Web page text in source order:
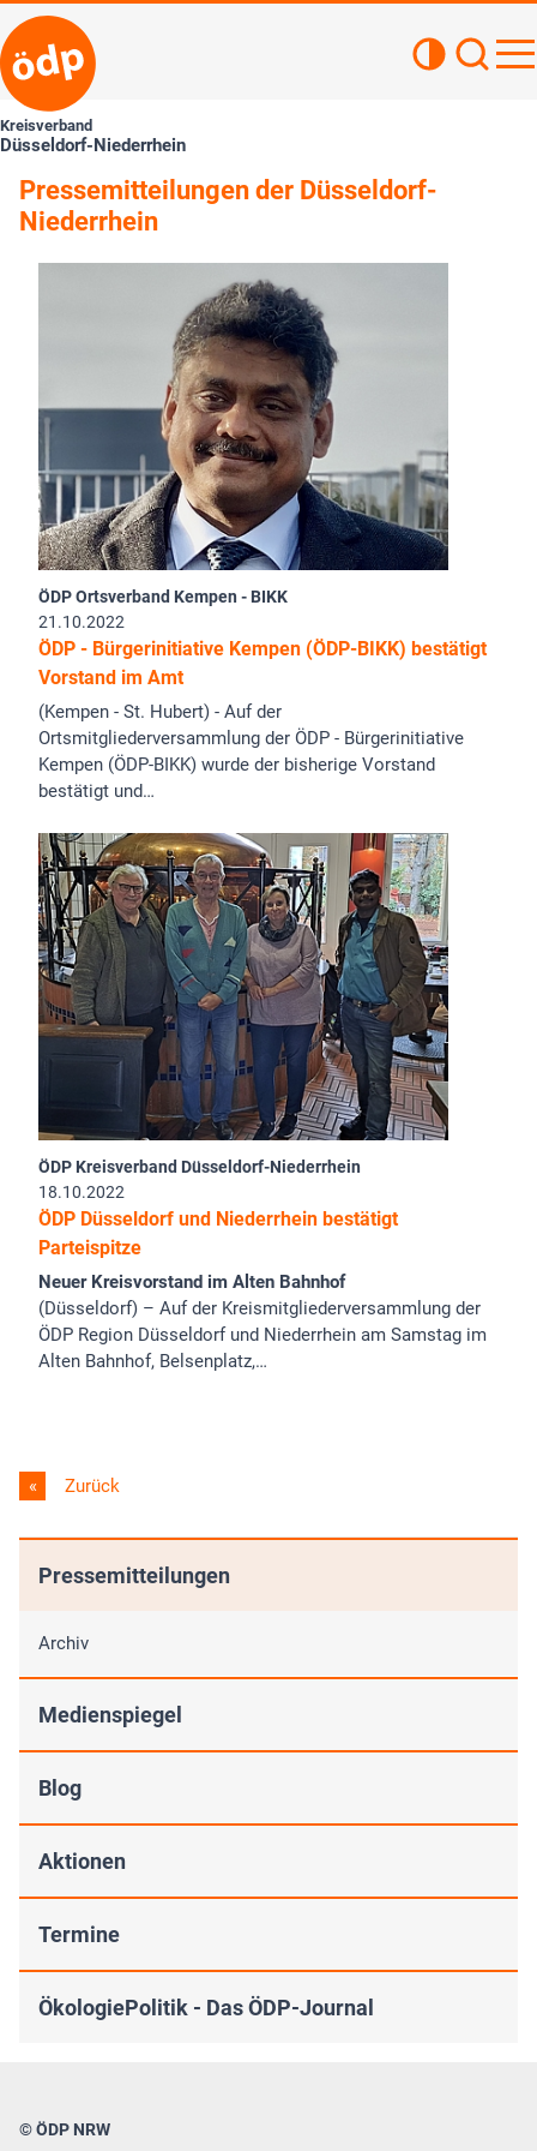
Kreisverband
Düsseldorf-Niederrhein
Pressemitteilungen der Düsseldorf-
Niederrhein
ÖDP Ortsverband Kempen - BIKK
21.10.2022
ÖDP - Bürgerinitiative Kempen (ÖDP-BIKK) bestätigt
Vorstand im Amt
(Kempen - St. Hubert) - Auf der
Ortsmitgliederversammlung der ÖDP - Bürgerinitiative
Kempen (ÖDP-BIKK) wurde der bisherige Vorstand
bestätigt und…
ÖDP Kreisverband Düsseldorf-Niederrhein
18.10.2022
ÖDP Düsseldorf und Niederrhein bestätigt
Parteispitze
Neuer Kreisvorstand im Alten Bahnhof
(Düsseldorf) – Auf der Kreismitgliederversammlung der
ÖDP Region Düsseldorf und Niederrhein am Samstag im
Alten Bahnhof, Belsenplatz,…
Zurück
Pressemitteilungen
Archiv
Medienspiegel
Blog
Aktionen
Termine
ÖkologiePolitik - Das ÖDP-Journal
© ÖDP NRW